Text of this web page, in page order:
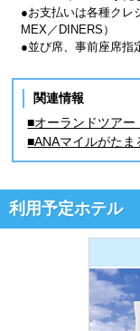
●お支払いは各種クレ
MEX／DINERS）
●並び席、事前座席指
関連情報
■オーランドツアー
■ANAマイルがた
利用予定ホテル